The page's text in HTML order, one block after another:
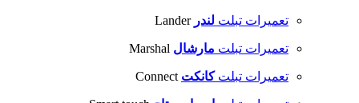
تعمیرات تبلت لندر Lander
تعمیرات تبلت مارشال
تعمیرات تبلتکانکت